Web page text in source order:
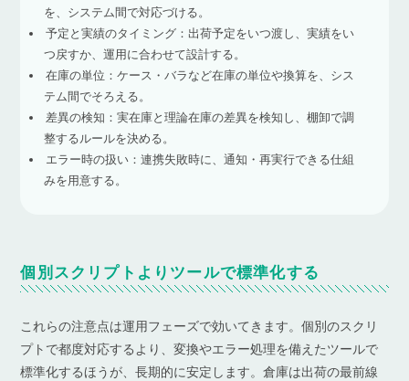
を、システム間で対応づける。
予定と実績のタイミング：出荷予定をいつ渡し、実績をい
つ戻すか、運用に合わせて設計する。
在庫の単位：ケース・バラなど在庫の単位や換算を、シス
テム間でそろえる。
差異の検知：実在庫と理論在庫の差異を検知し、棚卸で調
整するルールを決める。
エラー時の扱い：連携失敗時に、通知・再実行できる仕組
みを用意する。
個別スクリプトよりツールで標準化する
これらの注意点は運用フェーズで効いてきます。個別のスクリ
プトで都度対応するより、変換やエラー処理を備えたツールで
標準化するほうが、長期的に安定します。倉庫は出荷の最前線